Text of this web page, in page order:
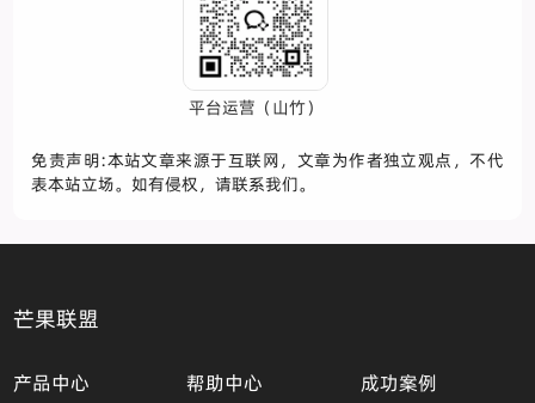
平台运营（山竹）
免责声明:本站文章来源于互联网，文章为作者独立观点，不代
表本站立场。如有侵权，请联系我们。
芒果联盟
产品中心 帮助中心 成功案例